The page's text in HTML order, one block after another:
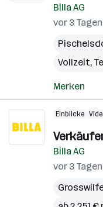
Billa AG
vor 3
Vollzeit,
Merken
Einblicke
Billa AG
vor 3